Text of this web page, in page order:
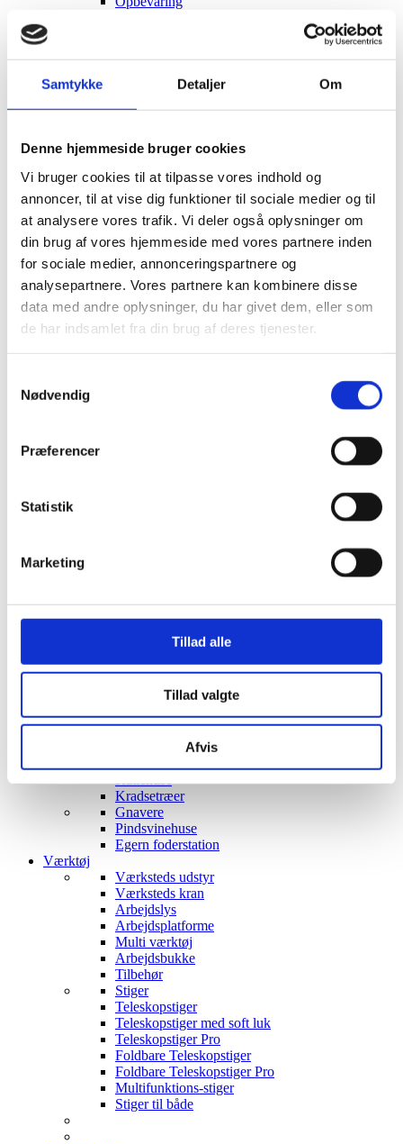
Samtykke Detaljer Om
Denne hjemmeside bruger cookies
Vi bruger cookies til at tilpasse vores indhold og
annoncer, til at vise dig funktioner til sociale medier og til
at analysere vores trafik. Vi deler også oplysninger om
din brug af vores hjemmeside med vores partnere inden
for sociale medier, annonceringspartnere og
analysepartnere. Vores partnere kan kombinere disse
data med andre oplysninger, du har givet dem, eller som
de har indsamlet fra din brug af deres tjenester.
Nødvendig
Præferencer
Statistik
Marketing
Tillad alle
Tillad valgte
Afvis
Kælke
- EKO Snowstar tilbehør
Andre Kælke
Udendørs leg og spil
Sport
Trampoliner
Gynger
Hoppeborge
Legehuse
Sandkasser
Gokart og el-biler
Indendørs leg og spil
Hvalpegårde
Hundetransport tasker
Hundetransport trailere
Hunderamper til bilen
Behandlingsbord til hunde
Hønsehuse
Kaninbure
Kaninbure
Løbegård til kaniner
Kradsetræer
Gnavere
Pindsvinehuse
Egern foderstation
Værktøj
Værksteds udstyr
Værksteds kran
Arbejdslys
Arbejdsplatforme
Multi værktøj
Arbejdsbukke
Tilbehør
Stiger
Teleskopstiger
Teleskopstiger med soft luk
Teleskopstiger Pro
Foldbare Teleskopstiger
Foldbare Teleskopstiger Pro
Multifunktions-stiger
Stiger til både